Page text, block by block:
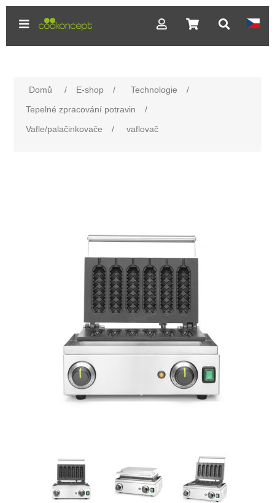
Domů / E-shop / Technologie
/
Tepelné zpracování potravin
/
Vafle/palačinkovače
/ vaflovač